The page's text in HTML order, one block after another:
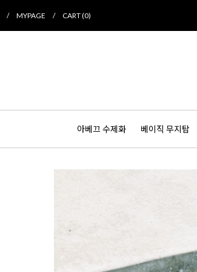
/ MYPAGE / CART (0)
아베끄 수제화 베이직 무지탑